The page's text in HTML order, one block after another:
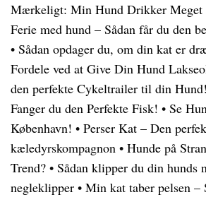
Mærkeligt: Min Hund Drikker Meget
Ferie med hund – Sådan får du den
• Sådan opdager du, om din kat er
Fordele ved at Give Din Hund
den perfekte Cykeltrailer til din Hund!
Fanger du den Perfekte Fisk! • Se
København! • Perser Kat – Den
kæledyrskompagnon • Hunde på
Trend? • Sådan klipper du din hunds
negleklipper • Min kat taber pelsen –